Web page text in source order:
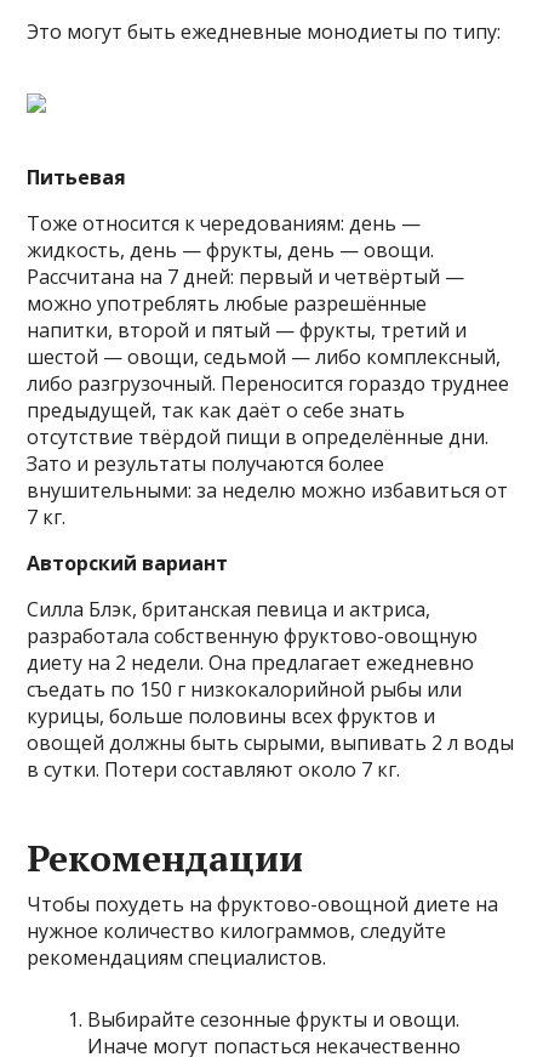
Это могут быть ежедневные монодиеты по типу:
Питьевая
Тоже относится к чередованиям: день —
жидкость, день — фрукты, день — овощи.
Рассчитана на 7 дней: первый и четвёртый —
можно употреблять любые разрешённые
напитки, второй и пятый — фрукты, третий и
шестой — овощи, седьмой — либо комплексный,
либо разгрузочный. Переносится гораздо труднее
предыдущей, так как даёт о себе знать
отсутствие твёрдой пищи в определённые дни.
Зато и результаты получаются более
внушительными: за неделю можно избавиться от
7 кг.
Авторский вариант
Силла Блэк, британская певица и актриса,
разработала собственную фруктово-овощную
диету на 2 недели. Она предлагает ежедневно
съедать по 150 г низкокалорийной рыбы или
курицы, больше половины всех фруктов и
овощей должны быть сырыми, выпивать 2 л воды
в сутки. Потери составляют около 7 кг.
Рекомендации
Чтобы похудеть на фруктово-овощной диете на
нужное количество килограммов, следуйте
рекомендациям специалистов.
Выбирайте сезонные фрукты и овощи.
Иначе могут попасться некачественно